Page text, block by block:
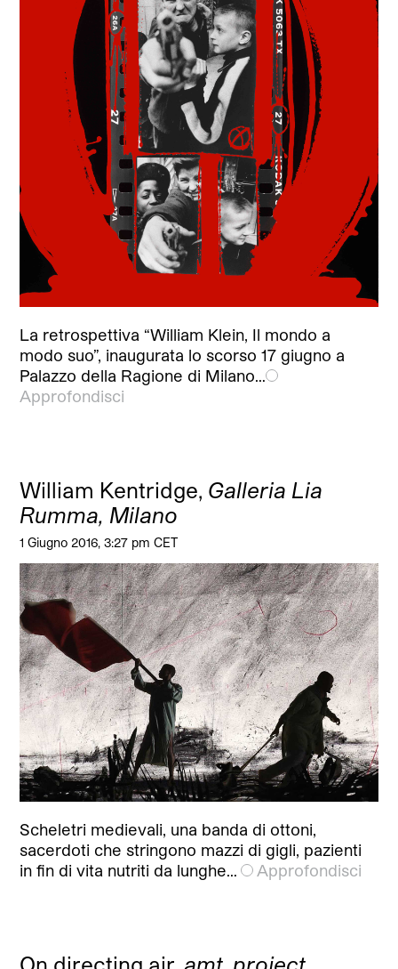
La retrospettiva “William Klein, Il mondo a
modo suo”, inaugurata lo scorso 17 giugno a
Palazzo della Ragione di Milano…
Approfondisci
William Kentridge, Galleria Lia
Rumma, Milano
1 Giugno 2016, 3:27 pm CET
Scheletri medievali, una banda di ottoni,
sacerdoti che stringono mazzi di gigli, pazienti
in fin di vita nutriti da lunghe…
Approfondisci